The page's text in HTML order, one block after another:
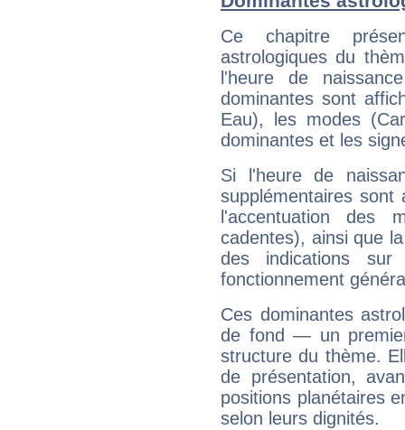
Ce chapitre
astrologiques du
l'heure de
dominantes sont
Eau), les modes
dominantes et les
Si l'heure de
supplémentaires sont
l'accentuation des
cadentes), ainsi que
des indications sur
fonctionnement
Ces dominantes
de fond — un
structure du thème.
de présentation,
positions planétaires
selon leurs dignités.